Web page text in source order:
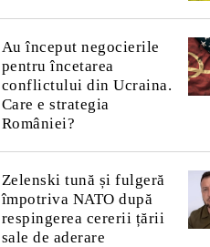
Au început negocierile
pentru încetarea
conflictului din Ucraina.
Care e strategia
României?
Zelenski tună și fulgeră
împotriva NATO după
respingerea cererii țării
sale de aderare